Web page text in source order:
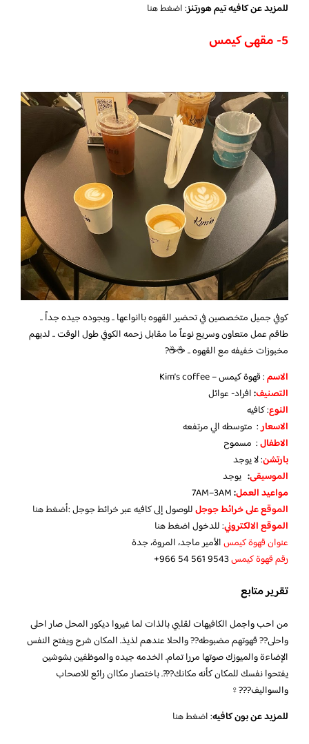
للمزيد عن كافيه تيم هورتنز:اضغط هنا
5- مقهى كيمس
كوفي جميل متخصصين في تحضير القهوه باانواعها .. وبجوده جيده جداً ..
طاقم عمل متعاون وسريع نوعاً ما مقابل زحمه الكوفي طول الوقت .. لديهم
مخبوزات خفيفه مع القهوه .. ☕☕?
الاسم: قهوة كيمس – Kim’s coffee
التصنيف:افراد- عوائل
النوع: كافيه
الاسعار: متوسطه الي مرتفعه
الاطفال: مسموح
بارتشن: لا يوجد
الموسيقى: يوجد
مواعيد العمل:
7AM–3AM
الموقع على خرائط جوجلللوصول إلى كافيه عبر خرائط جوجل :أضغط هنا
الموقع الالكتروني: للدخولاضغط هنا
عنوان قهوة كيمسالأمير ماجد، المروة، جدة
رقم قهوة كيمس‪+966 54 561 9543‬‏
تقرير متابع
من احب واجمل الكافيهات لقلبي بالذات لما غيروا ديكور المحل صار احلى
واحلى?? قهوتهم مضبوطه?? والحلا عندهم لذيذ. المكان شرح ويفتح النفس
الإضاءة والميوزك صوتها مررا تمام. الخدمه جيده والموظفين بشوشين
يفتحوا نفسك للمكان كأنه مكانك???. باختصار مكاان رائع للاصحاب
والسواليف???‍♀️
للمزيد عن بون كافيه:اضغط هنا